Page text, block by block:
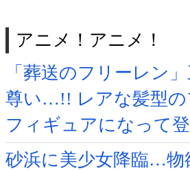
アニメ！アニメ！
「葬送のフリーレン
尊い…!! レアな髪型の
フィギュアになって
砂浜に美少女降臨…物